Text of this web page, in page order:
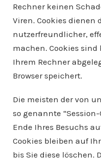
Rechner keinen
Viren. Cookies dienen
nutzerfreundlicher,
machen. Cookies
Ihrem Rechner
Browser speichert.
Die meisten der von
so genannte
Ende Ihres Besuchs
Cookies bleiben auf
bis Sie diese löschen.